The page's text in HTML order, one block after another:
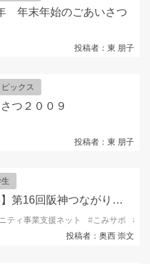
年末年始のごあいさつ
投稿者：東 朋子
ピックス
つ２００９
投稿者：東 朋子
【参加者募集】第16回阪神つながり交流祭2025
ティ事業支援ネット #こみサポ #
投稿者：奥西 崇文